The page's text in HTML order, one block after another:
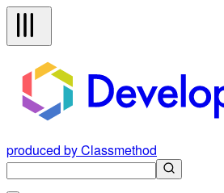
produced by Classmethod